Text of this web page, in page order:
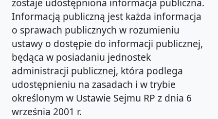
zostaje udostępniona informacja publiczna.
Informacją publiczną jest każda informacja
o sprawach publicznych w rozumieniu
ustawy o dostępie do informacji publicznej,
będąca w posiadaniu jednostek
administracji publicznej, która podlega
udostępnieniu na zasadach i w trybie
określonym w Ustawie Sejmu RP z dnia 6
września 2001 r.